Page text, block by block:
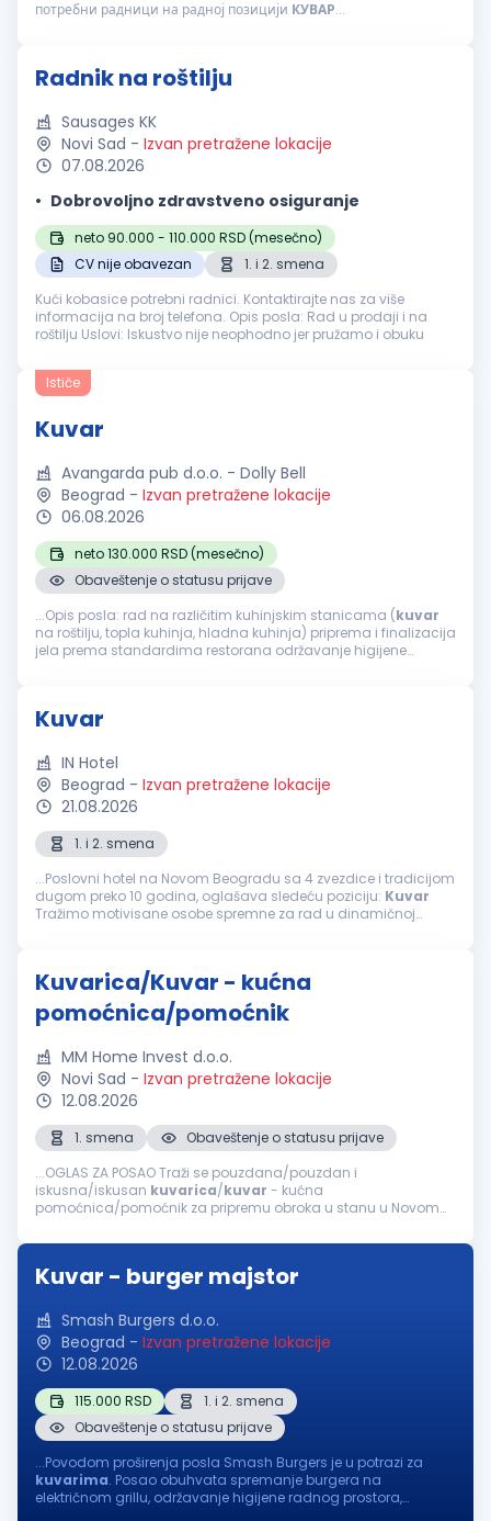
потребни радници на радној позицији КУВАР...
Radnik na roštilju
Sausages KK
Novi Sad - Izvan pretražene lokacije
07.08.2026
Dobrovoljno zdravstveno osiguranje
neto 90.000 - 110.000 RSD (mesečno)
CV nije obavezan
1. i 2. smena
Kući kobasice potrebni radnici. Kontaktirajte nas za više
informacija na broj telefona. Opis posla: Rad u prodaji i na
roštilju Uslovi: Iskustvo nije neophodno jer pružamo i obuku
Ističe
Kuvar
Avangarda pub d.o.o. - Dolly Bell
Beograd - Izvan pretražene lokacije
06.08.2026
neto 130.000 RSD (mesečno)
Obaveštenje o statusu prijave
...Opis posla: rad na različitim kuhinjskim stanicama (kuvar
na roštilju, topla kuhinja, hladna kuhinja) priprema i finalizacija
jela prema standardima restorana održavanje higijene
Kuvar
IN Hotel
Beograd - Izvan pretražene lokacije
21.08.2026
1. i 2. smena
...Poslovni hotel na Novom Beogradu sa 4 zvezdice i tradicijom
dugom preko 10 godina, oglašava sledeću poziciju: Kuvar
Tražimo motivisane osobe spremne za rad u dinamičnoj
Kuvarica/Kuvar - kućna
pomoćnica/pomoćnik
MM Home Invest d.o.o.
Novi Sad - Izvan pretražene lokacije
12.08.2026
1. smena
Obaveštenje o statusu prijave
...OGLAS ZA POSAO Traži se pouzdana/pouzdan i
iskusna/iskusan kuvarica/kuvar - kućna
pomoćnica/pomoćnik za pripremu obroka u stanu u Novom
i raznovrsnih jela (doručak i ručak). Nabavka...
Kuvar - burger majstor
Smash Burgers d.o.o.
Beograd - Izvan pretražene lokacije
12.08.2026
115.000 RSD
1. i 2. smena
Obaveštenje o statusu prijave
...Povodom proširenja posla Smash Burgers je u potrazi za
kuvarima. Posao obuhvata spremanje burgera na
električnom grillu, održavanje higijene radnog prostora,